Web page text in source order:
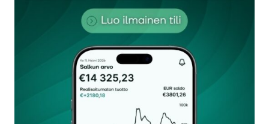
Sähköpostiosoitettasi ei julkaista.Pakolliset
kentät on merkitty*
Kommentti*